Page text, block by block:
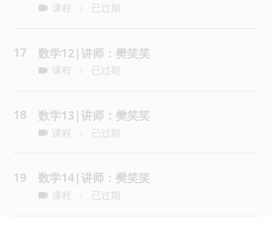
课程 已过期
17 数学12|讲师：樊笑笑
课程 已过期
18 数学13|讲师：樊笑笑
课程 已过期
19 数学14|讲师：樊笑笑
课程 已过期